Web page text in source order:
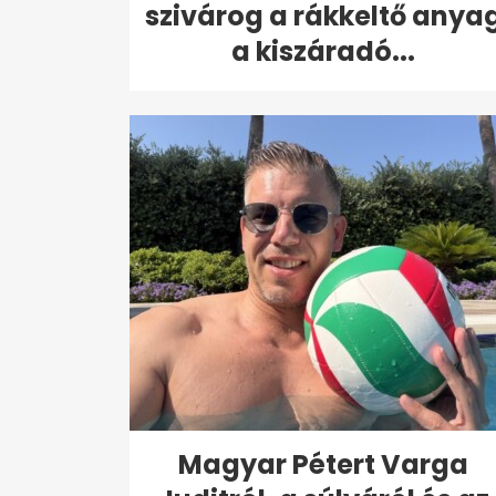
szivárog a rákkeltő
a kiszáradó...
Magyar Pétert Varga